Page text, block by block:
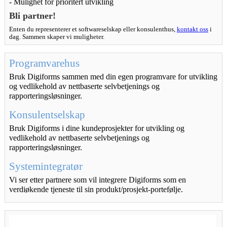
- Mulighet for prioritert utvikling
Bli partner!
Enten du representerer et softwareselskap eller konsulenthus, kontakt oss i
dag. Sammen skaper vi muligheter.
Programvarehus
Bruk Digiforms sammen med din egen programvare for utvikling
og vedlikehold av nettbaserte selvbetjenings og
rapporteringsløsninger.
Konsulentselskap
Bruk Digiforms i dine kundeprosjekter for utvikling og
vedlikehold av nettbaserte selvbetjenings og
rapporteringsløsninger.
Systemintegratør
Vi ser etter partnere som vil integrere Digiforms som en
verdiøkende tjeneste til sin produkt/prosjekt-portefølje.